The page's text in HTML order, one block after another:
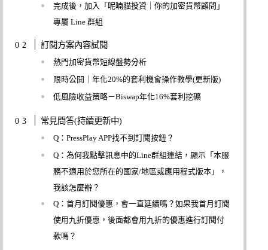
完成後，加入「呢喃貓投資｜你的加密貨幣顧問」
專屬 Line 群組
訂閱方案內容試閱
熱門加密貨幣短線盤勢分析
限時公開｜年化20%的套利機會操作教學(更新版)
低風險收益策略－Biswap年化16%套利挖礦
常見問答(持續更新中)
Q：PressPlay APP找不到訂閱按鈕？
Q：為何我點擊訊息中的Line群組連結，顯示「本服
務不適用於您所在的國家/地區或應用程式版本」，
我該怎麼辦？
Q：首月訂閱優惠，會一直延續嗎？如果我首月訂閱
使用九折優惠，後面都會用九折的優惠進行訂閱付
款嗎？